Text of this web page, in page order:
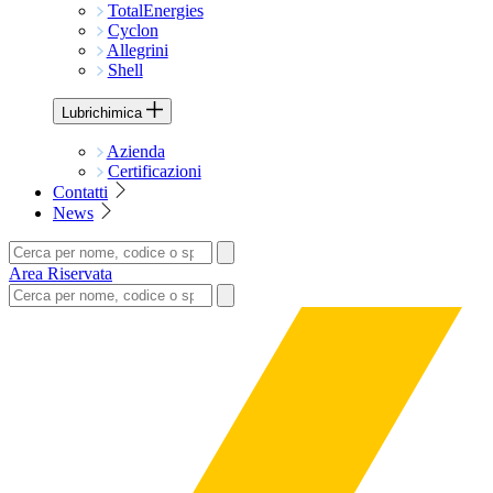
TotalEnergies
Cyclon
Allegrini
Shell
Lubrichimica
Azienda
Certificazioni
Contatti
News
Area Riservata